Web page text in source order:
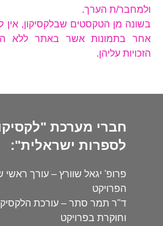
ולמחבר/ת הערך.
בשונה מן הטקסטים שבלקסיקון, אין
אחר בתמונות אשר באתר ללא
הזכויות עליהן.
חברי מערכת
לספרות ישראלית":
פרופ' יגאל שוורץ – עורך ראשי
הפרויקט
ד"ר תמר סתר – עורכת
וחוקרת בפרויקט